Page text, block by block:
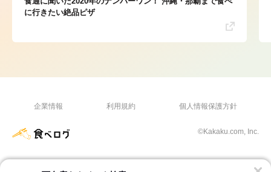
に行きたい絶品ピザ
企業情報 利用規約 個人情報保護方針
©Kakaku.com, Inc.